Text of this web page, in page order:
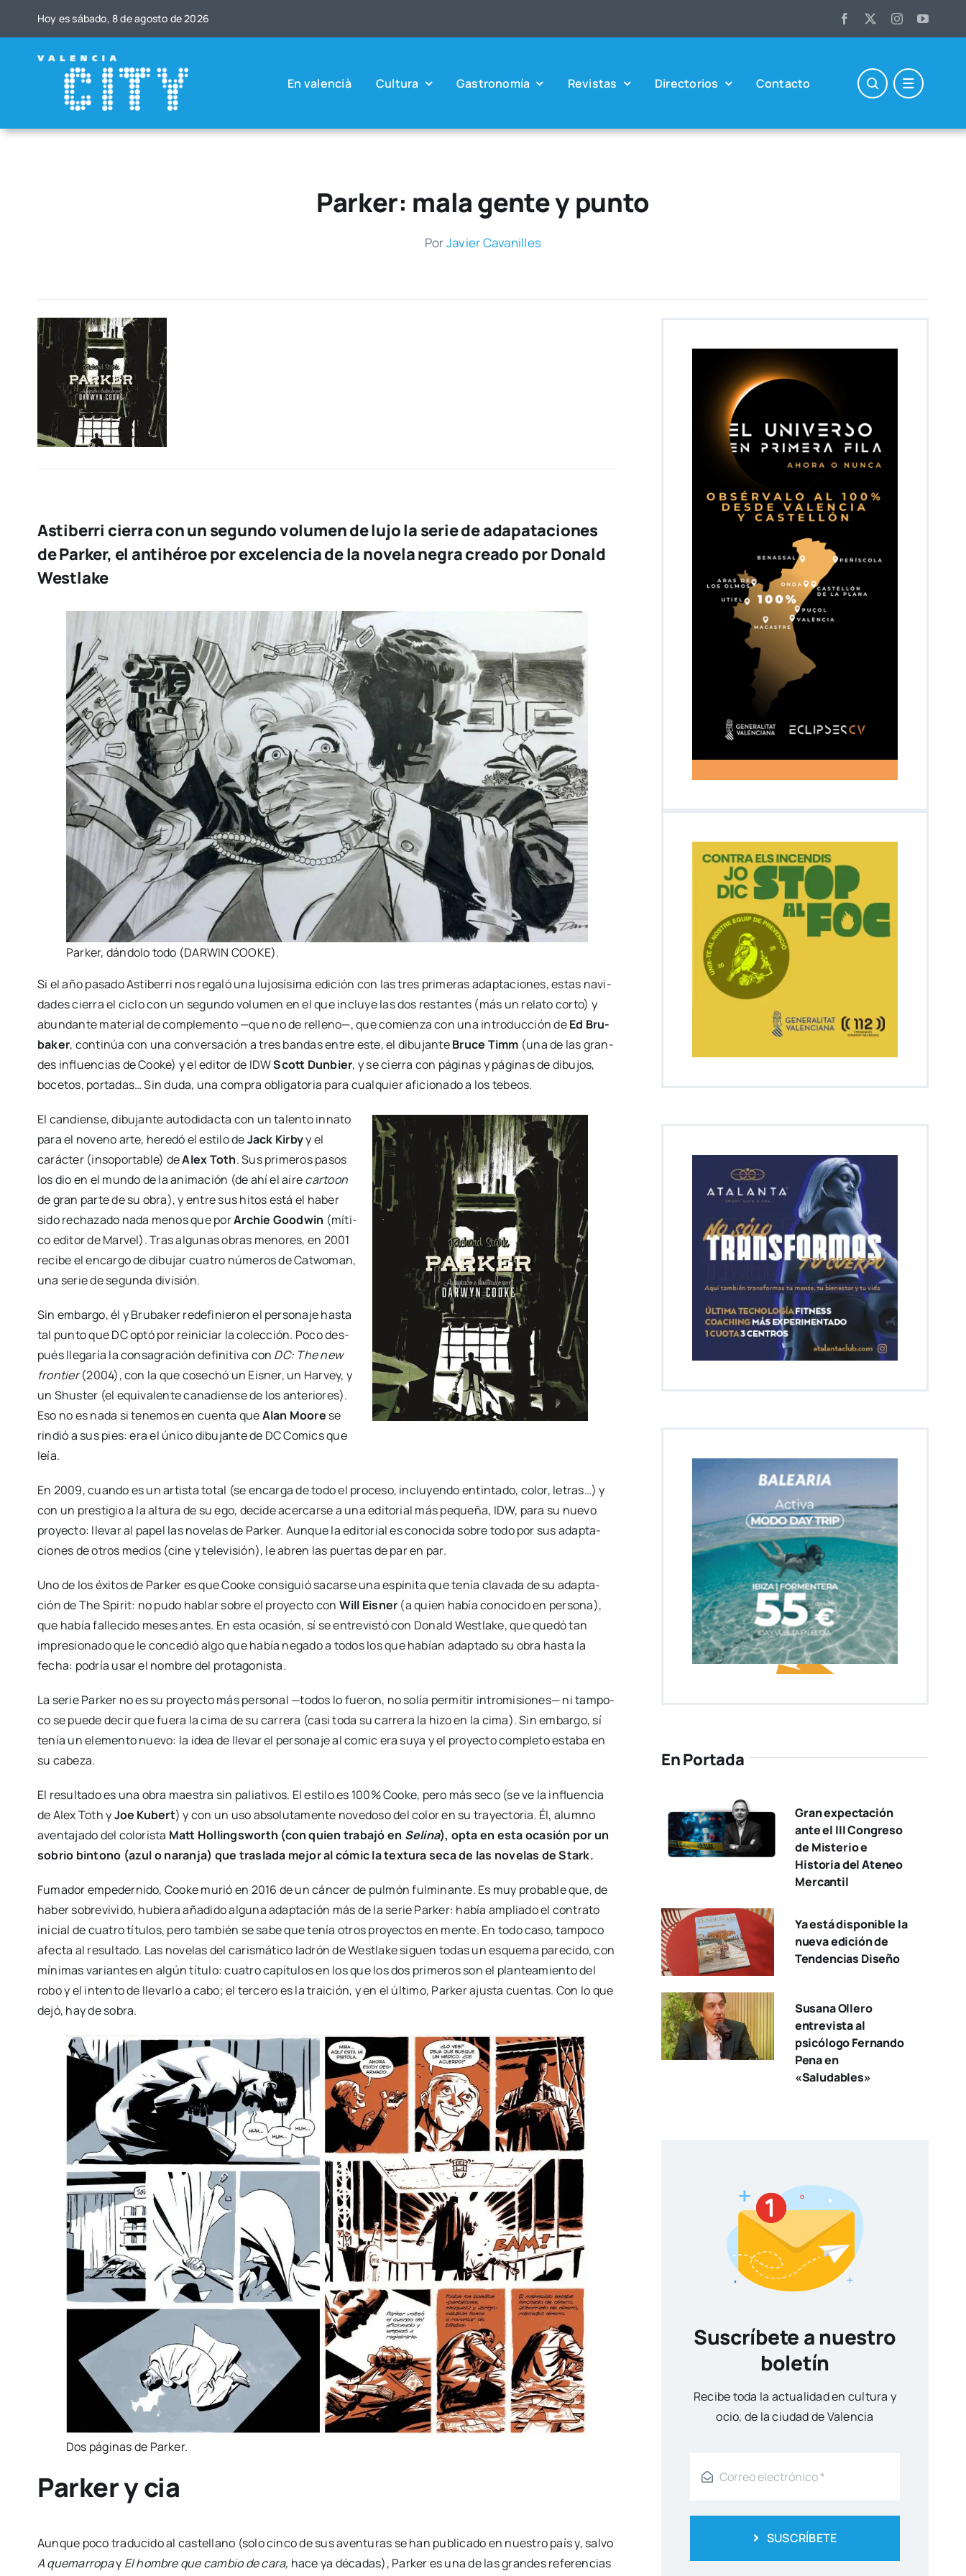
Hoy es sába­do, 8 de agos­to de 2026
En valen­cià Cul­tu­ra Gas­tro­no­mía Revis­tas Direc­to­rios Con­tac­to
Parker: mala gente y punto
PorJavier Cava­ni­lles
Astiberri cierra con un segundo volumen de lujo la serie de adapataciones
de Parker, el antihéroe por excelencia de la novela negra creado por Donald
Westlake
Par­ker, dán­do­lo todo (DARWIN COOKE).
Si el año pasa­do Asti­be­rri nos rega­ló una lujo­sí­si­ma edi­ción con las tres pri­me­ras adap­ta­cio­nes, estas navi­
da­des cie­rra el ciclo con un segun­do volu­men en el que inclu­ye las dos res­tan­tes (más un rela­to cor­to) y
abun­dan­te mate­rial de com­ple­men­to —que no de relleno—, que comien­za con una intro­duc­ción deEd Bru­
ba­ker, con­ti­núa con una con­ver­sa­ción a tres ban­das entre este, el dibu­jan­teBru­ce Timm (una de las gran­
des influen­cias de Cooke) y el edi­tor de IDWScott Dun­bier, y se cie­rra con pági­nas y pági­nas de dibu­jos,
boce­tos, por­ta­das… Sin duda, una com­pra obli­ga­to­ria para cual­quier afi­cio­na­do a los tebeos.
El can­dien­se, dibu­jan­te auto­di­dac­ta con un talen­to inna­to
para el noveno arte, here­dó el esti­lo deJack Kirbyy el
carác­ter (inso­por­ta­ble) deAlex Toth. Sus pri­me­ros pasos
los dio en el mun­do de la ani­ma­ción (de ahí el airecar­toon
de gran par­te de su obra), y entre sus hitos está el haber
sido recha­za­do nada menos que porArchie Good­win (míti­
co edi­tor de Mar­vel). Tras algu­nas obras meno­res, en 2001
reci­be el encar­go de dibu­jar cua­tro núme­ros de Cat­wo­man,
una serie de segun­da divi­sión.
Sin embar­go, él y Bru­ba­ker rede­fi­nie­ron el per­so­na­je has­ta
tal pun­to que DC optó por reini­ciar la colec­ción. Poco des­
pués lle­ga­ría la con­sa­gra­ción defi­ni­ti­va con DC: The new
fron­tier(2004), con la que cose­chó un Eis­ner, un Har­vey, y
un Shus­ter (el equi­va­len­te cana­dien­se de los ante­rio­res).
Eso no es nada si tene­mos en cuen­ta queAlan Moo­re se
rin­dió a sus pies: era el úni­co dibu­jan­te de DC Comics que
leía.
En 2009, cuan­do es un artis­ta total (se encar­ga de todo el pro­ce­so, inclu­yen­do entin­ta­do, color, letras…) y
con un pres­ti­gio a la altu­ra de su ego, deci­de acer­car­se a una edi­to­rial más peque­ña, IDW, para su nue­vo
pro­yec­to: lle­var al papel las nove­las de Par­ker. Aun­que la edi­to­rial es cono­ci­da sobre todo por sus adap­ta­
cio­nes de otros medios (cine y tele­vi­sión), le abren las puer­tas de par en par.
Uno de los éxi­tos de Par­ker es que Cooke con­si­guió sacar­se una espi­ni­ta que tenía cla­va­da de su adap­ta­
ción de The Spi­rit: no pudo hablar sobre el pro­yec­to con Will Eis­ner (a quien había cono­ci­do en per­so­na),
que había falle­ci­do meses antes. En esta oca­sión, sí se entre­vis­tó con Donald Westla­ke, que que­dó tan
impre­sio­na­do que le con­ce­dió algo que había nega­do a todos los que habían adap­ta­do su obra has­ta la
fecha: podría usar el nom­bre del pro­ta­go­nis­ta.
La serie Par­ker no es su pro­yec­to más per­so­nal —todos lo fue­ron, no solía per­mi­tir intro­mi­sio­nes— ni tam­po­
co se pue­de decir que fue­ra la cima de su carre­ra (casi toda su carre­ra la hizo en la cima). Sin embar­go, sí
tenía un ele­men­to nue­vo: la idea de lle­var el per­so­na­je al comic era suya y el pro­yec­to com­ple­to esta­ba en
su cabe­za.
El resul­ta­do es una obra maes­tra sin palia­ti­vos. El esti­lo es 100% Cooke, pero más seco (se ve la influen­cia
de Alex Toth yJoe Kubert) y con un uso abso­lu­ta­men­te nove­do­so del color en su tra­yec­to­ria. Él, alumno
aven­ta­ja­do del colo­ris­ta Matt Hollings­worth (con quien tra­ba­jó en Seli­na), opta en esta oca­sión por un
sobrio bin­tono (azul o naran­ja) que tras­la­da mejor al cómic la tex­tu­ra seca de las nove­las de Stark.
Fuma­dor empe­der­ni­do, Cooke murió en 2016 de un cán­cer de pul­món ful­mi­nan­te. Es muy pro­ba­ble que, de
haber sobre­vi­vi­do, hubie­ra aña­di­do algu­na adap­ta­ción más de la serie Par­ker: había amplia­do el con­tra­to
ini­cial de cua­tro títu­los, pero tam­bién se sabe que tenía otros pro­yec­tos en men­te. En todo caso, tam­po­co
afec­ta al resul­ta­do. Las nove­las del caris­má­ti­co ladrón de Westla­ke siguen todas un esque­ma pare­ci­do, con
míni­mas varian­tes en algún títu­lo: cua­tro capí­tu­los en los que los dos pri­me­ros son el plan­tea­mien­to del
robo y el inten­to de lle­var­lo a cabo; el ter­ce­ro es la trai­ción, y en el últi­mo, Par­ker ajus­ta cuen­tas. Con lo que
dejó, hay de sobra.
Dos pági­nas de Par­ker.
Parker y cia
Aun­que poco tra­du­ci­do al cas­te­llano (solo cin­co de sus aven­tu­ras se han publi­ca­do en nues­tro país y, sal­vo
A que­ma­rro­pay El hom­bre que cam­bio de cara, hace ya déca­das), Par­ker es una de las gran­des refe­ren­cias
En Portada
Gran expectación
ante el III Congreso
de Misterio e
Historia del Ateneo
Mercantil
Ya está disponible la
nueva edición de
Tendencias Diseño
Susana Ollero
entrevista al
psicólogo Fernando
Pena en
«Saludables»
Suscríbete a nuestro
boletín
Reci­be toda la actua­li­dad en cul­tu­ra y
ocio, de la ciu­dad de Valen­cia
SUSCRÍBETE